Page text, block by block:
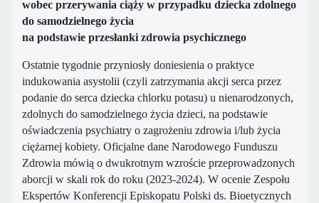
wobec przerywania ciąży w przypadku dziecka zdolnego
do samodzielnego życia
na podstawie przesłanki zdrowia psychicznego
Ostatnie tygodnie przyniosły doniesienia o praktyce
indukowania asystolii (czyli zatrzymania akcji serca przez
podanie do serca dziecka chlorku potasu) u nienarodzonych,
zdolnych do samodzielnego życia dzieci, na podstawie
oświadczenia psychiatry o zagrożeniu zdrowia i/lub życia
ciężarnej kobiety. Oficjalne dane Narodowego Funduszu
Zdrowia mówią o dwukrotnym wzroście przeprowadzonych
aborcji w skali rok do roku (2023-2024). W ocenie Zespołu
Ekspertów Konferencji Episkopatu Polski ds. Bioetycznych